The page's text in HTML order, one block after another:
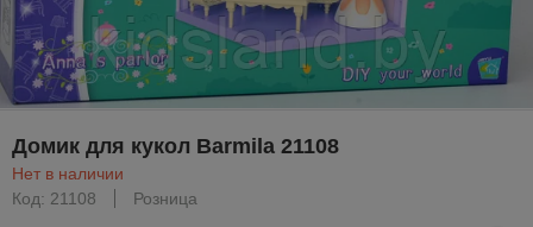
Домик для кукол Barmila 21108
Нет в наличии
Код: 21108
Розница